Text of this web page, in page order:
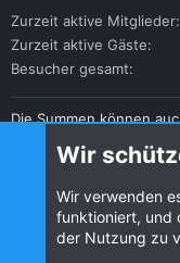
Zurzeit aktive Mitglieder
Zurzeit aktive Gäste
Besucher gesamt
Die Summen können
Wir
Wir verwenden
funktioniert, und
der Nutzung zu